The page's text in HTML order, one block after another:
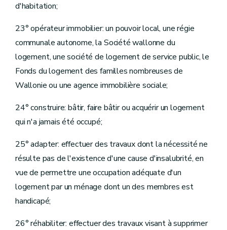
d'habitation;
23° opérateur immobilier: un pouvoir local, une régie
communale autonome, la Société wallonne du
logement, une société de logement de service public, le
Fonds du logement des familles nombreuses de
Wallonie ou une agence immobilière sociale;
24° construire: bâtir, faire bâtir ou acquérir un logement
qui n'a jamais été occupé;
25° adapter: effectuer des travaux dont la nécessité ne
résulte pas de l'existence d'une cause d'insalubrité, en
vue de permettre une occupation adéquate d'un
logement par un ménage dont un des membres est
handicapé;
26° réhabiliter: effectuer des travaux visant à supprimer